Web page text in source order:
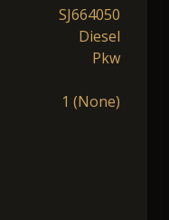
SJ664050
Diesel
Pkw
1 (None)